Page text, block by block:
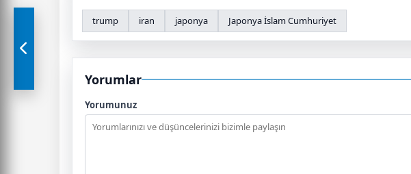
trump iran japonya Japonya İslam Cumhuriyet
Yorumlar
Yorumunuz